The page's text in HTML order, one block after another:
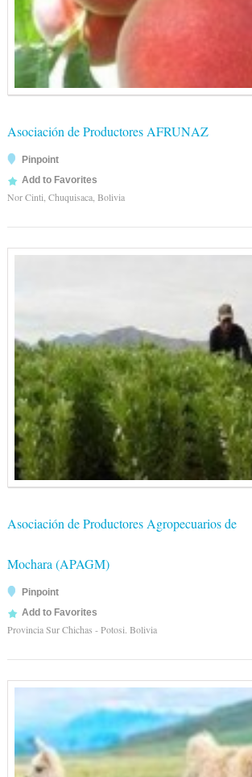
Asociación de Productores AFRUNAZ
Pinpoint
Add to Favorites
Nor Cinti, Chuquisaca, Bolivia
Asociación de Productores Agropecuarios de
Mochara (APAGM)
Pinpoint
Add to Favorites
Provincia Sur Chichas - Potosi. Bolivia